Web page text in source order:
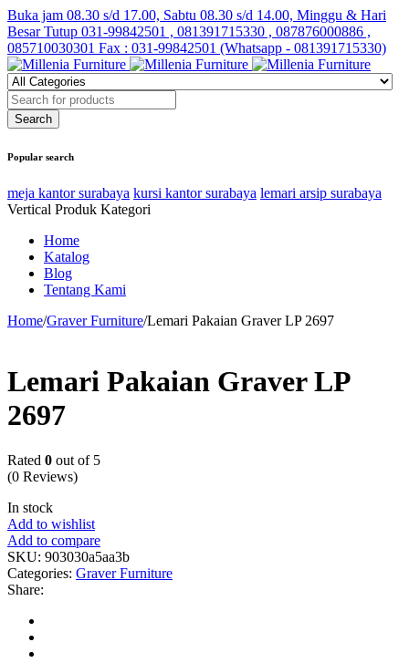
Buka jam 08.30 s/d 17.00, Sabtu 08.30 s/d 14.00, Minggu & Hari
Besar Tutup 031-99842501 , 081391715330 , 087876000886 ,
085710030301 Fax : 031-99842501 (Whatsapp - 081391715330)
Popular search
meja kantor surabaya kursi kantor surabaya lemari arsip surabaya
Vertical Produk Kategori
Home
Katalog
Blog
Tentang Kami
Home/Graver Furniture/Lemari Pakaian Graver LP 2697
Lemari Pakaian Graver LP
2697
Rated 0 out of 5
(0 Reviews)
In stock
Add to wishlist
Add to compare
SKU: 903030a5aa3b
Categories: Graver Furniture
Share: